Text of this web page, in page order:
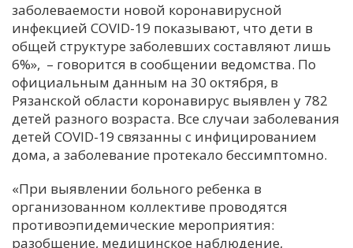
Е
И
К
С
Т
У
Х
заболеваемости новой коронавирусной
инфекцией COVID-19 показывают, что дети в
общей структуре заболевших составляют лишь
6%», – говорится в сообщении ведомства. По
официальным данным на 30 октября, в
Рязанской области коронавирус выявлен у 782
детей разного возраста. Все случаи заболевания
детей COVID-19 связанны с инфицированием
дома, а заболевание протекало бессимптомно.
«При выявлении больного ребенка в
организованном коллективе проводятся
противоэпидемические мероприятия:
разобщение, медицинское наблюдение,